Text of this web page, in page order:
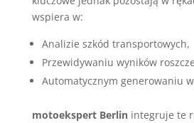
wspiera w:
Analizie szkód transportowych,
Przewidywaniu wyników
Automatycznym generowaniu
motoekspert Berlinintegruje te